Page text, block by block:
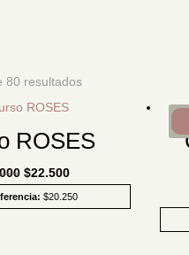
80 resultados
ROSES
El
precio
$22.500El
precio
$20.250